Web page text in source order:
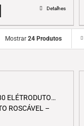
R$30,00.
is:
R$23,00.
Detalhes
Mostrar24 Produtos
ELÉTRODUTO
ROSCÁVEL –